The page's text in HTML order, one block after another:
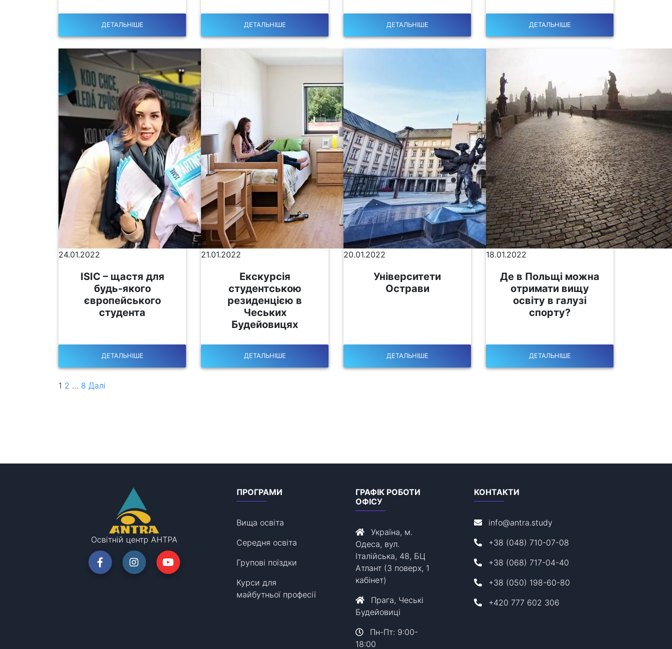
ДЕТАЛЬНІШЕ ДЕТАЛЬНІШЕ ДЕТАЛЬНІШЕ ДЕТАЛЬНІШЕ
24.01.2022
ISIC – щастя для
будь-якого
європейського
студента
ДЕТАЛЬНІШЕ
21.01.2022
Екскурсія
студентською
резиденцією в
Чеських
Будейовицях
ДЕТАЛЬНІШЕ
20.01.2022
Університети
Острави
ДЕТАЛЬНІШЕ
18.01.2022
Де в Польщі можна
отримати вищу
освіту в галузі
спорту?
ДЕТАЛЬНІШЕ
1 2 … 8 Далі
Освітній центр АНТРА
ПРОГРАМИ
Вища освіта
Середня освіта
Групові поїздки
Курси для
майбутньої професії
ГРАФІК РОБОТИ
ОФІСУ
Україна, м.
Одеса, вул.
Італійська, 48, БЦ
Атлант (3 поверх, 1
кабінет)
Прага, Чеські
Будейовиці
Пн-Пт: 9:00-
18:00
КОНТАКТИ
info@antra.study
+38 (048) 710-07-08
+38 (068) 717-04-40
+38 (050) 198-60-80
+420 777 602 306